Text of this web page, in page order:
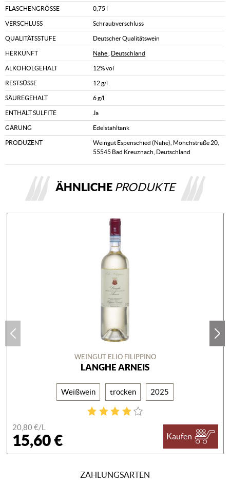
FLASCHENGRÖSSE 0,75 l
VERSCHLUSS Schraubverschluss
QUALITÄTSSTUFE Deutscher Qualitätswein
HERKUNFT Nahe Deutschland
ALKOHOLGEHALT 12% vol
RESTSÜSSE 12 g/l
SÄUREGEHALT 6 g/l
ENTHÄLT SULFITE Ja
GÄRUNG Edelstahltank
PRODUZENT
Weingut Espenschied (Nahe), Mönchstraße 20,
55545 Bad Kreuznach, Deutschland
ÄHNLICHE PRODUKTE
WEINGUT ELIO FILIPPINO
LANGHE ARNEIS
Weißwein trocken 2025
20,80 €/L
15,60 € Kaufen
ZAHLUNGSARTEN